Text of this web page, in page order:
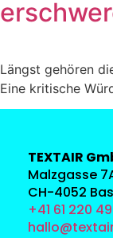
Längst gehören
Eine kritische
TEXTAIR
Malzgasse
CH-4052
+41 61 220